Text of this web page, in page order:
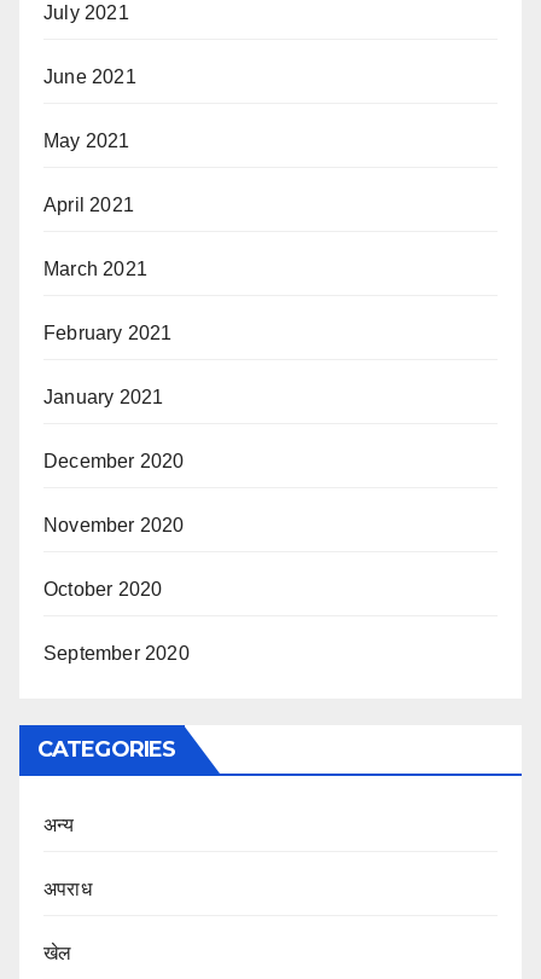
July 2021
June 2021
May 2021
April 2021
March 2021
February 2021
January 2021
December 2020
November 2020
October 2020
September 2020
CATEGORIES
अन्य
अपराध
खेल